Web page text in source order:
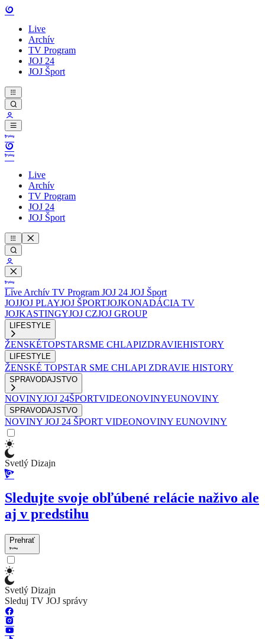
Live
Archív
TV Program
JOJ 24
JOJ Šport
Live
Archív
TV Program
JOJ 24
JOJ Šport
Live Archív TV Program JOJ 24 JOJ Šport
JOJJOJ PLAYJOJ ŠPORTJOJKONADÁCIA TV
JOJKASTINGYJOJ CZJOJ GROUP
LIFESTYLE
ŽENSKÉTOPSTARSME CHLAPIZDRAVIEHISTORY
LIFESTYLE
ŽENSKÉ TOPSTAR SME CHLAPI ZDRAVIE HISTORY
SPRAVODAJSTVO
NOVINYJOJ 24ŠPORTVIDEONOVINYEUNOVINY
SPRAVODAJSTVO
NOVINY JOJ 24 ŠPORT VIDEONOVINY EUNOVINY
Svetlý Dizajn
Sledujte svoje obľúbené relácie naživo ale
aj v predstihu
Prehrať
Svetlý Dizajn
Sleduj TV JOJ správy